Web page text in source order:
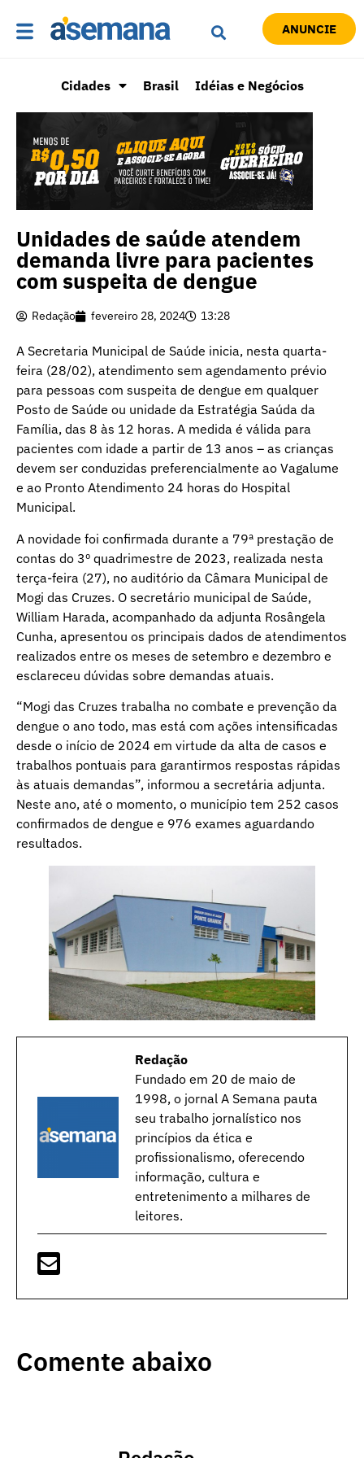
ANUNCIE
Cidades Brasil Idéias e Negócios
Unidades de saúde atendem
demanda livre para pacientes
com suspeita de dengue
Redação fevereiro 28, 2024 13:28
A Secretaria Municipal de Saúde inicia, nesta quarta-
feira (28/02), atendimento sem agendamento prévio
para pessoas com suspeita de dengue em qualquer
Posto de Saúde ou unidade da Estratégia Saúda da
Família, das 8 às 12 horas. A medida é válida para
pacientes com idade a partir de 13 anos – as crianças
devem ser conduzidas preferencialmente ao Vagalume
e ao Pronto Atendimento 24 horas do Hospital
Municipal.
A novidade foi confirmada durante a 79ª prestação de
contas do 3º quadrimestre de 2023, realizada nesta
terça-feira (27), no auditório da Câmara Municipal de
Mogi das Cruzes. O secretário municipal de Saúde,
William Harada, acompanhado da adjunta Rosângela
Cunha, apresentou os principais dados de atendimentos
realizados entre os meses de setembro e dezembro e
esclareceu dúvidas sobre demandas atuais.
“Mogi das Cruzes trabalha no combate e prevenção da
dengue o ano todo, mas está com ações intensificadas
desde o início de 2024 em virtude da alta de casos e
trabalhos pontuais para garantirmos respostas rápidas
às atuais demandas”, informou a secretária adjunta.
Neste ano, até o momento, o município tem 252 casos
confirmados de dengue e 976 exames aguardando
resultados.
Redação
Fundado em 20 de maio de
1998, o jornal A Semana pauta
seu trabalho jornalístico nos
princípios da ética e
profissionalismo, oferecendo
informação, cultura e
entretenimento a milhares de
leitores.
Comente abaixo